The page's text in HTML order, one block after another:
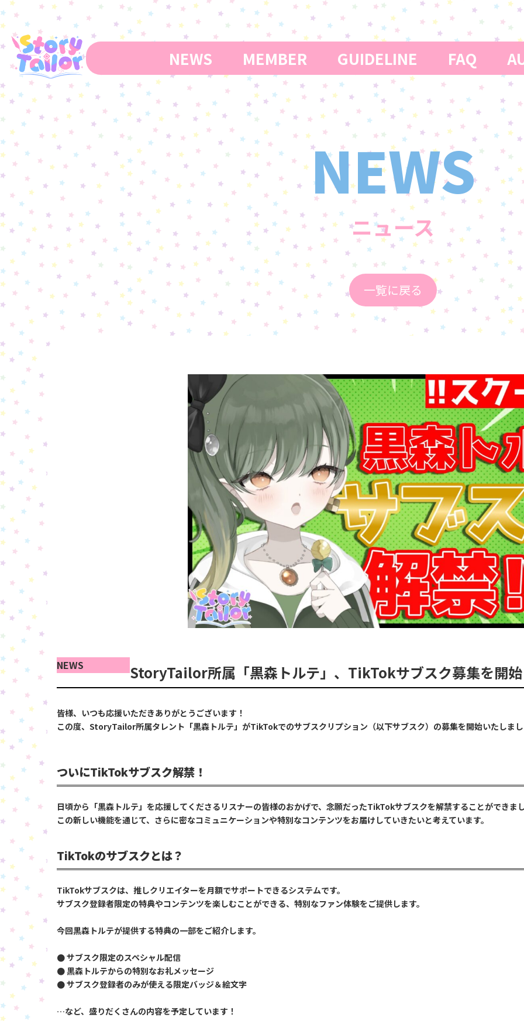
コ
ン
ン
ス
ナ
ビ
ー
ン
NEWS MEMBER GUIDELINE FAQ
NEWS
ニュース
一覧に戻る
NEWS StoryTailor所属「黒森トルテ」、TikTokサブスク募集を開
皆様、いつも応援いただきありがとうございます！
この度、StoryTailor所属タレント「黒森トルテ」がTikTokでのサブスクリプション（以下サブスク）の募集を開始いたしま
ついにTikTokサブスク解禁！
日頃から「黒森トルテ」を応援してくださるリスナーの皆様のおかげで、念願だったTikTokサブスクを解禁することができま
この新しい機能を通じて、さらに密なコミュニケーションや特別なコンテンツをお届けしていきたいと考えています。
TikTokのサブスクとは？
TikTokサブスクは、推しクリエイターを月額でサポートできるシステムです。
サブスク登録者限定の特典やコンテンツを楽しむことができる、特別なファン体験をご提供します。
今回黒森トルテが提供する特典の一部をご紹介します。
● サブスク限定のスペシャル配信
● 黒森トルテからの特別なお礼メッセージ
● サブスク登録者のみが使える限定バッジ＆絵文字
…など、盛りだくさんの内容を予定しています！